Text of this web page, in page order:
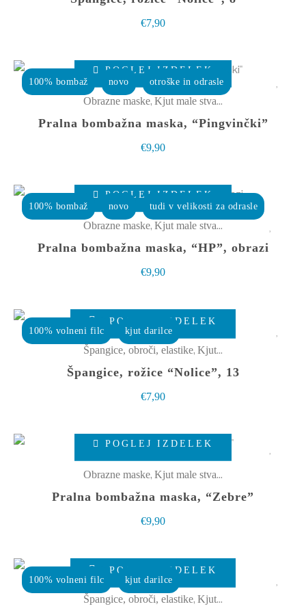
izdelka
€7,90
100% bombaž novo otroške in odrasle
POGLEJ IZDELEK
Ta
več
izberete
na
izdelka
Obrazne maske, Kjut male stvarce
Pralna bombažna maska, “Pingvinčki”
€9,90
100% bombaž novo tudi v velikosti za odrasle
POGLEJ IZDELEK
Ta
izdelek
ima
več
na
izdelka
Obrazne maske, Kjut male stvarce
Pralna bombažna maska, “HP”, obrazi
€9,90
100% volneni filc kjut darilce
POGLEJ IZDELEK
Špangice, obroči, elastike, Kjut male stvarce
Špangice, rožice “Nolice”, 13
€7,90
POGLEJ IZDELEK
Ta
več
na
Obrazne maske, Kjut male stvarce
Pralna bombažna maska, “Zebre”
€9,90
100% volneni filc kjut darilce
POGLEJ IZDELEK
Špangice, obroči, elastike, Kjut male stvarce